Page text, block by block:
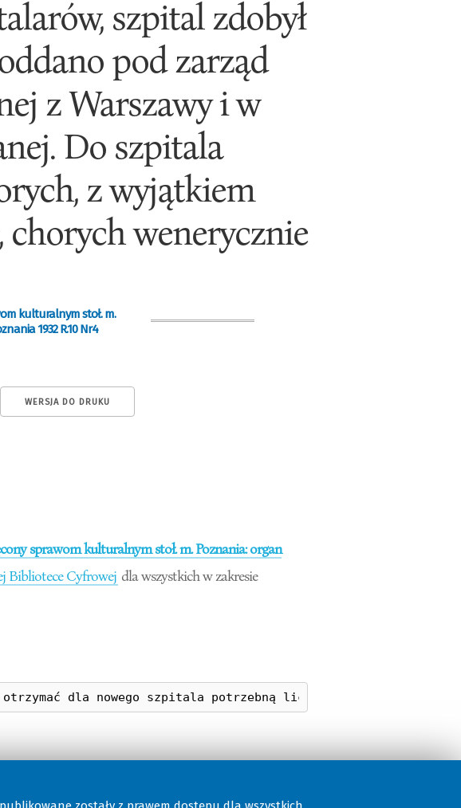
szpital zdobył
pod zarząd
z Warszawy i w
Do szpitala
z wyjątkiem
chorych wenerycznie
kulturalnym stoł. m.
1932 R.10 Nr4
WERSJA DO DRUKU
sprawom kulturalnym stoł. m. Poznania: organ
Bibliotece Cyfrowej dla wszystkich w zakresie